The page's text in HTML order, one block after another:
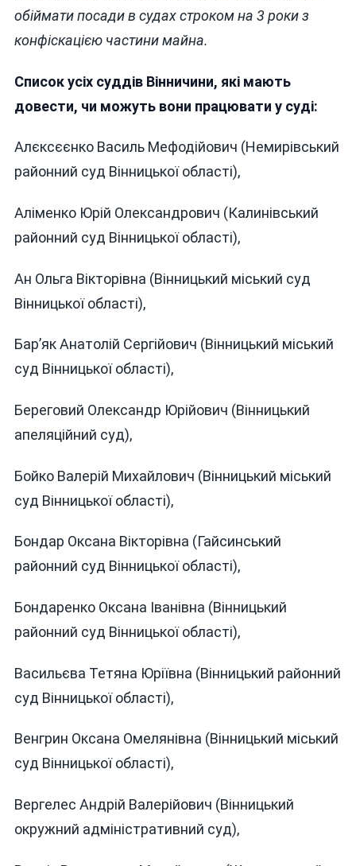
обіймати посади в судах строком на 3 роки з
конфіскацією частини майна.
Список усіх суддів Вінничини, які мають
довести, чи можуть вони працювати у суді:
Алєксєєнко Василь Мефодійович (Немирівський
районний суд Вінницької області),
Аліменко Юрій Олександрович (Калинівський
районний суд Вінницької області),
Ан Ольга Вікторівна (Вінницький міський суд
Вінницької області),
Бар’як Анатолій Сергійович (Вінницький міський
суд Вінницької області),
Береговий Олександр Юрійович (Вінницький
апеляційний суд),
Бойко Валерій Михайлович (Вінницький міський
суд Вінницької області),
Бондар Оксана Вікторівна (Гайсинський
районний суд Вінницької області),
Бондаренко Оксана Іванівна (Вінницький
районний суд Вінницької області),
Васильєва Тетяна Юріївна (Вінницький районний
суд Вінницької області),
Венгрин Оксана Омелянівна (Вінницький міський
суд Вінницької області),
Вергелес Андрій Валерійович (Вінницький
окружний адміністративний суд),